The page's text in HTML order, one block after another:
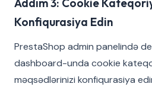
Addım 3: Cookie
Konfiqurasiya Edin
PrestaShop admin panelində
dashboard-unda cookie
məqsədlərinizi konfiqurasiya